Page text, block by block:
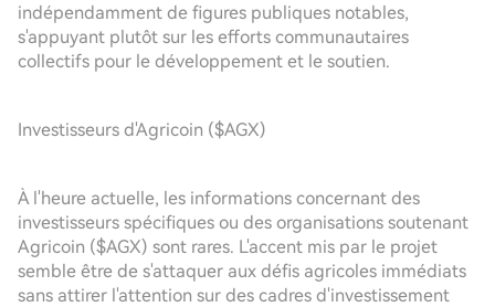
indépendamment de figures publiques notables,
s'appuyant plutôt sur les efforts communautaires
collectifs pour le développement et le soutien.
Investisseurs d'Agricoin ($AGX)
À l'heure actuelle, les informations concernant des
investisseurs spécifiques ou des organisations soutenant
Agricoin ($AGX) sont rares. L'accent mis par le projet
semble être de s'attaquer aux défis agricoles immédiats
sans attirer l'attention sur des cadres d'investissement